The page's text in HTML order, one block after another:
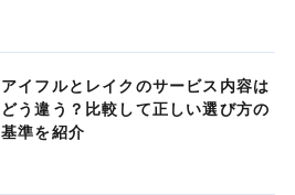
アイフルとレイクのサービス内容は
どう違う？比較して正しい選び方の
基準を紹介